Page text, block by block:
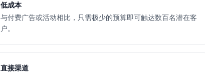
低成本
与付费广告或活动相比，只需极少的预算即可触达数百名潜在客
户。
直接渠道